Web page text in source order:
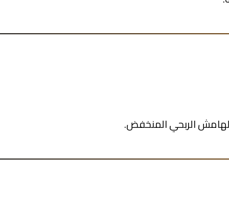
الربحي المنخفض.